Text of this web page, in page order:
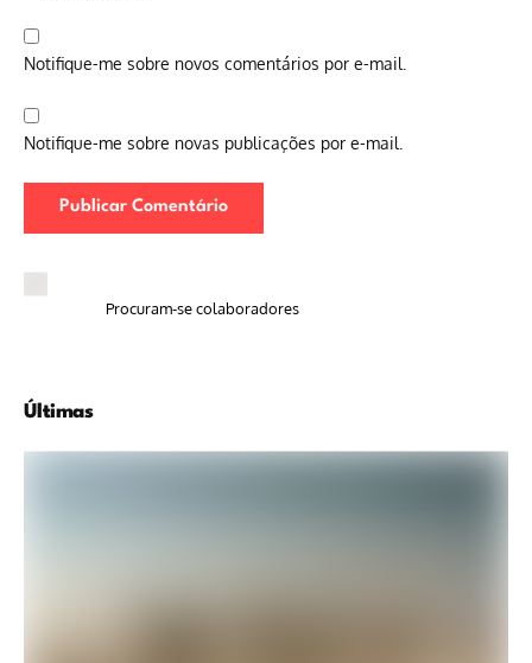
Notifique-me sobre novos comentários por e-mail.
Notifique-me sobre novas publicações por e-mail.
Procuram-se colaboradores
Últimas